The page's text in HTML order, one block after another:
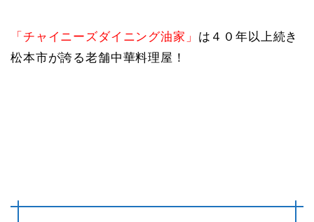
「チャイニーズダイニング油家」 は４０年以上続き
松本市が誇る老舗中華料理屋！